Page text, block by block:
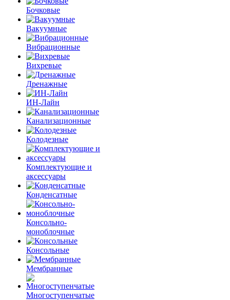
Бочковые
Вакуумные
Вибрационные
Вихревые
Дренажные
ИН-Лайн
Канализационные
Колодезные
Комплектующие и
аксессуары
Конденсатные
Консольно-
моноблочные
Консольные
Мембранные
Многоступенчатые